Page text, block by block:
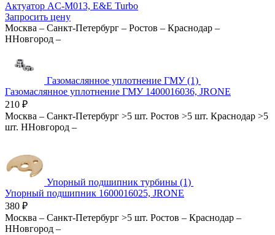
Актуатор AC-M013, E&E Turbo
Запросить цену
Москва – Санкт-Петербург – Ростов – Краснодар –
ННовгород –
Газомаслянное уплотнение ГМУ (1)
Газомаслянное уплотнение ГМУ 1400016036, JRONE
210 ₽
Москва – Санкт-Петербург >5 шт. Ростов >5 шт. Краснодар >5
шт. ННовгород –
Упорный подшипник турбины (1)
Упорный подшипник 1600016025, JRONE
380 ₽
Москва – Санкт-Петербург >5 шт. Ростов – Краснодар –
ННовгород –